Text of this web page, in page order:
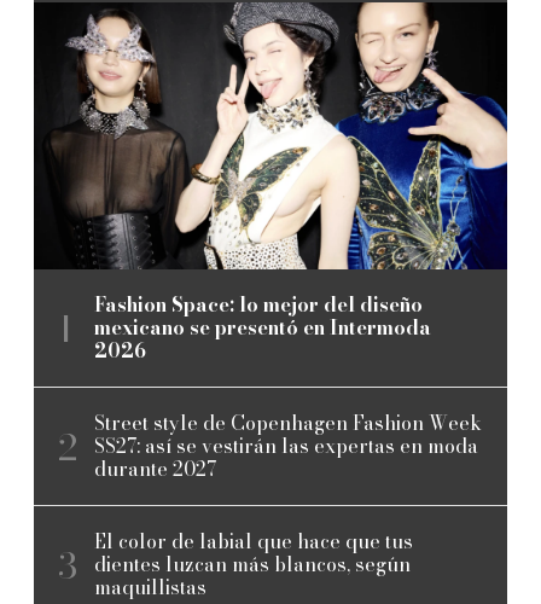
Fashion Space: lo mejor del diseño
mexicano se presentó en Intermoda
2026
Street style de Copenhagen Fashion Week
SS27: así se vestirán las expertas en moda
durante 2027
El color de labial que hace que tus
dientes luzcan más blancos, según
maquillistas